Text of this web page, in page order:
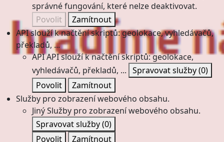
správné fungování, které nelze deaktivovat.
Povolit
Zamítnout
API slouží k načtění skriptů: geolokace, vyhledávačů,
překladů, ...
APIAPI slouží k načtění skriptů: geolokace,
vyhledávačů, překladů, ... Spravovat služby(0)
Povolit
Zamítnout
Služby pro zobrazení webového obsahu.
JinýSlužby pro zobrazení webového obsahu.
Spravovat služby(0)
Povolit
Zamítnout